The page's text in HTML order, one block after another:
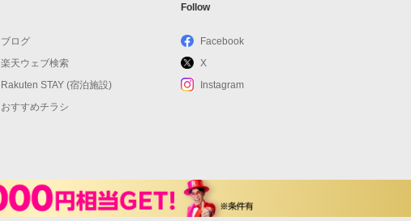
ブログ
楽天ウェブ検索
Rakuten STAY (宿泊施設)
おすすめチラシ
Follow
Facebook
X
Instagram